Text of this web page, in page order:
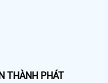
THÀNH PHÁT